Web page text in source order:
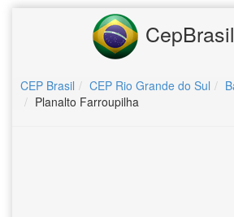
CEP Brasil CEP Rio Grande do Sul
Planalto Farroupilha